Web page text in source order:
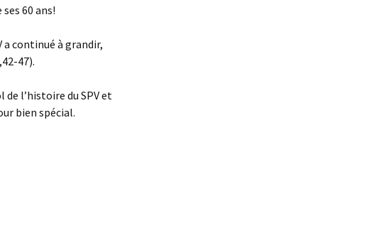
60 ans!
a continué à grandir,
47).
de l’histoire du SPV et
bien spécial.